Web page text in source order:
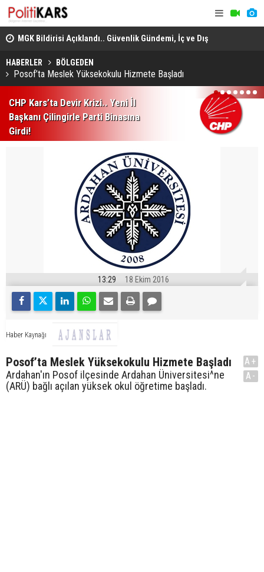
MGK Bildirisi Açıklandı.. Güvenlik Gündemi, İç ve Dış
Politika Başlıkları Değerlendirildi!
HABERLER BÖLGEDEN
Posof’ta Meslek Yüksekokulu Hizmete Başladı
CHP Kars’ta Devir Krizi.. Yeni İl
Başkanı Çilingirle Parti Binasına
Girdi!
1 2 3 4 5 6 7
13:29 18 Ekim 2016
Haber Kaynağı
Posof’ta Meslek Yüksekokulu Hizmete Başladı
Ardahan'ın Posof ilçesinde Ardahan Üniversitesi^ne
(ARÜ) bağlı açılan yüksek okul öğretime başladı.
A+
A-